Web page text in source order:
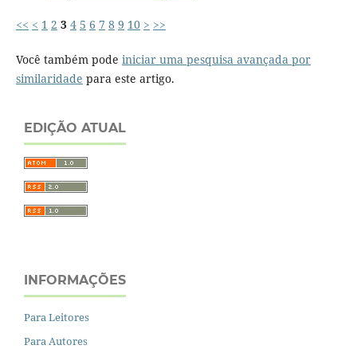
<< < 1 2 3 4 5 6 7 8 9 10 > >>
Você também pode iniciar uma pesquisa avançada por
similaridade para este artigo.
EDIÇÃO ATUAL
INFORMAÇÕES
Para Leitores
Para Autores